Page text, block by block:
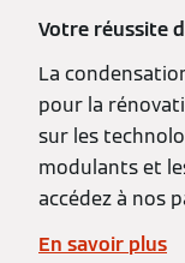
Votre réussite
La
pour la
sur les
modulants et
accédez à nos
En savoir plus